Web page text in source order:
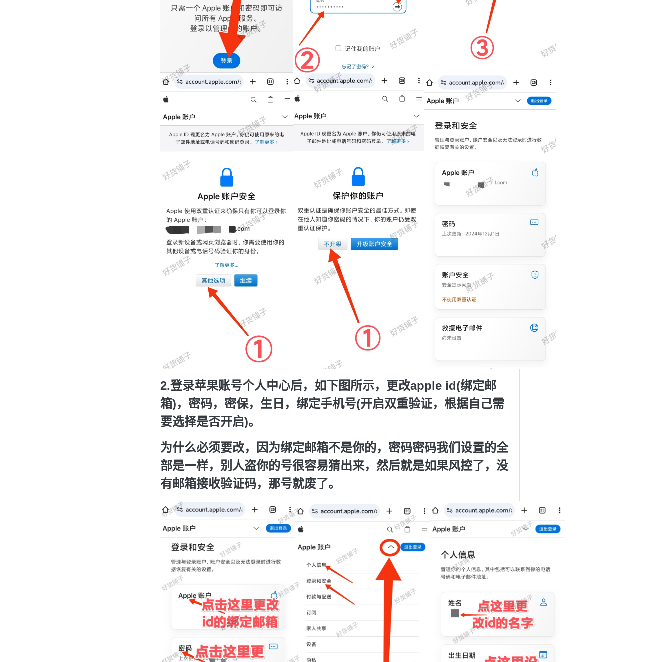
2.登录苹果账号个人中心后，如下图所示，更改apple id(绑定邮
箱)，密码，密保，生日，绑定手机号(开启双重验证，根据自己需
要选择是否开启)。
为什么必须要改，因为绑定邮箱不是你的，密码密码我们设置的全
部是一样，别人盗你的号很容易猜出来，然后就是如果风控了，没
有邮箱接收验证码，那号就废了。